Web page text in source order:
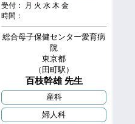
受付： 月 火 水 木 金
時間：
総合母子保健センター愛育病
院
東京都
（田町駅）
百枝幹雄 先生
産科
婦人科